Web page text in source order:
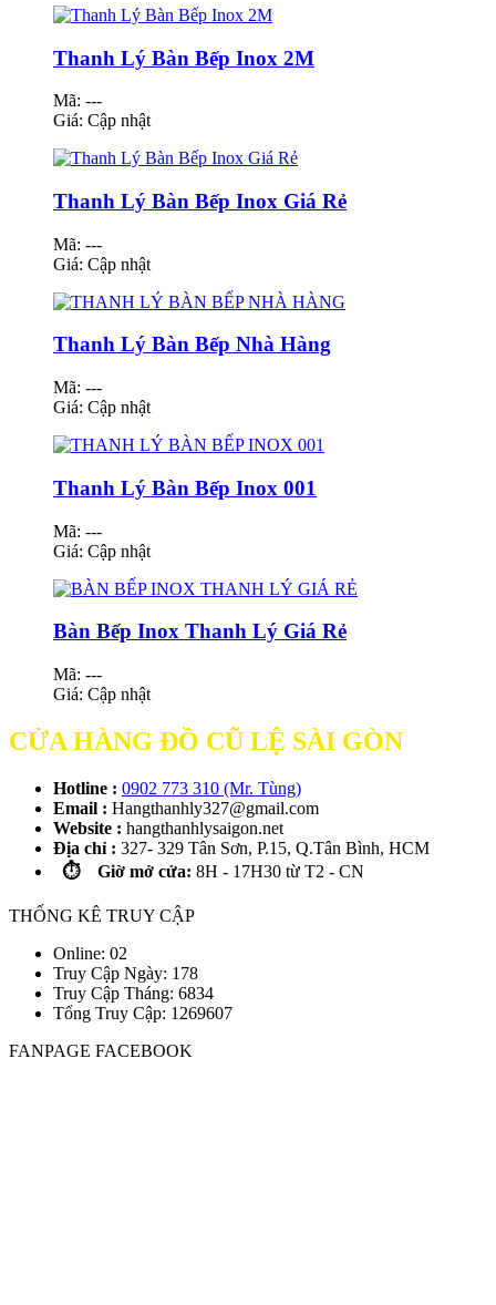
Thanh Lý Bàn Bếp Inox 2M
Mã: ---
Giá: Cập nhật
Thanh Lý Bàn Bếp Inox Giá Rẻ
Mã: ---
Giá: Cập nhật
Thanh Lý Bàn Bếp Nhà Hàng
Mã: ---
Giá: Cập nhật
Thanh Lý Bàn Bếp Inox 001
Mã: ---
Giá: Cập nhật
Bàn Bếp Inox Thanh Lý Giá Rẻ
Mã: ---
Giá: Cập nhật
CỬA HÀNG ĐỒ CŨ LỆ SÀI GÒN
Hotline : 0902 773 310 (Mr. Tùng)
Email : Hangthanhly327@gmail.com
Website : hangthanhlysaigon.net
Địa chỉ : 327- 329 Tân Sơn, P.15, Q.Tân Bình, HCM
⏱️ Giờ mở cửa: 8H - 17H30 từ T2 - CN
THỐNG KÊ TRUY CẬP
Online: 02
Truy Cập Ngày: 178
Truy Cập Tháng: 6834
Tổng Truy Cập: 1 269607
FANPAGE FACEBOOK